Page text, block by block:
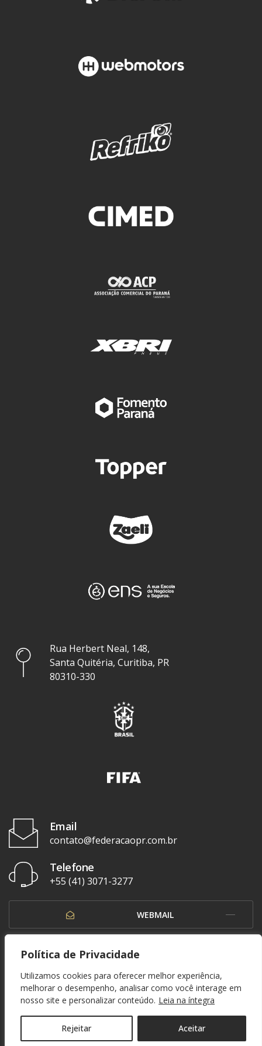
Política de Privacidade
Utilizamos cookies para oferecer melhor experiência,
melhorar o desempenho, analisar como você interage em
nosso site e personalizar conteúdo. Leia na íntegra
Rejeitar Aceitar
Rua Herbert Neal, 148,
Santa Quitéria, Curitiba, PR
80310-330
Email
contato@federacaopr.com.br
Telefone
+55 (41) 3071-3277
WEBMAIL
OUVIDORIA
© 1937 - 2026. Federação Paranaense de Futebol. Todos os direitos reservados. By